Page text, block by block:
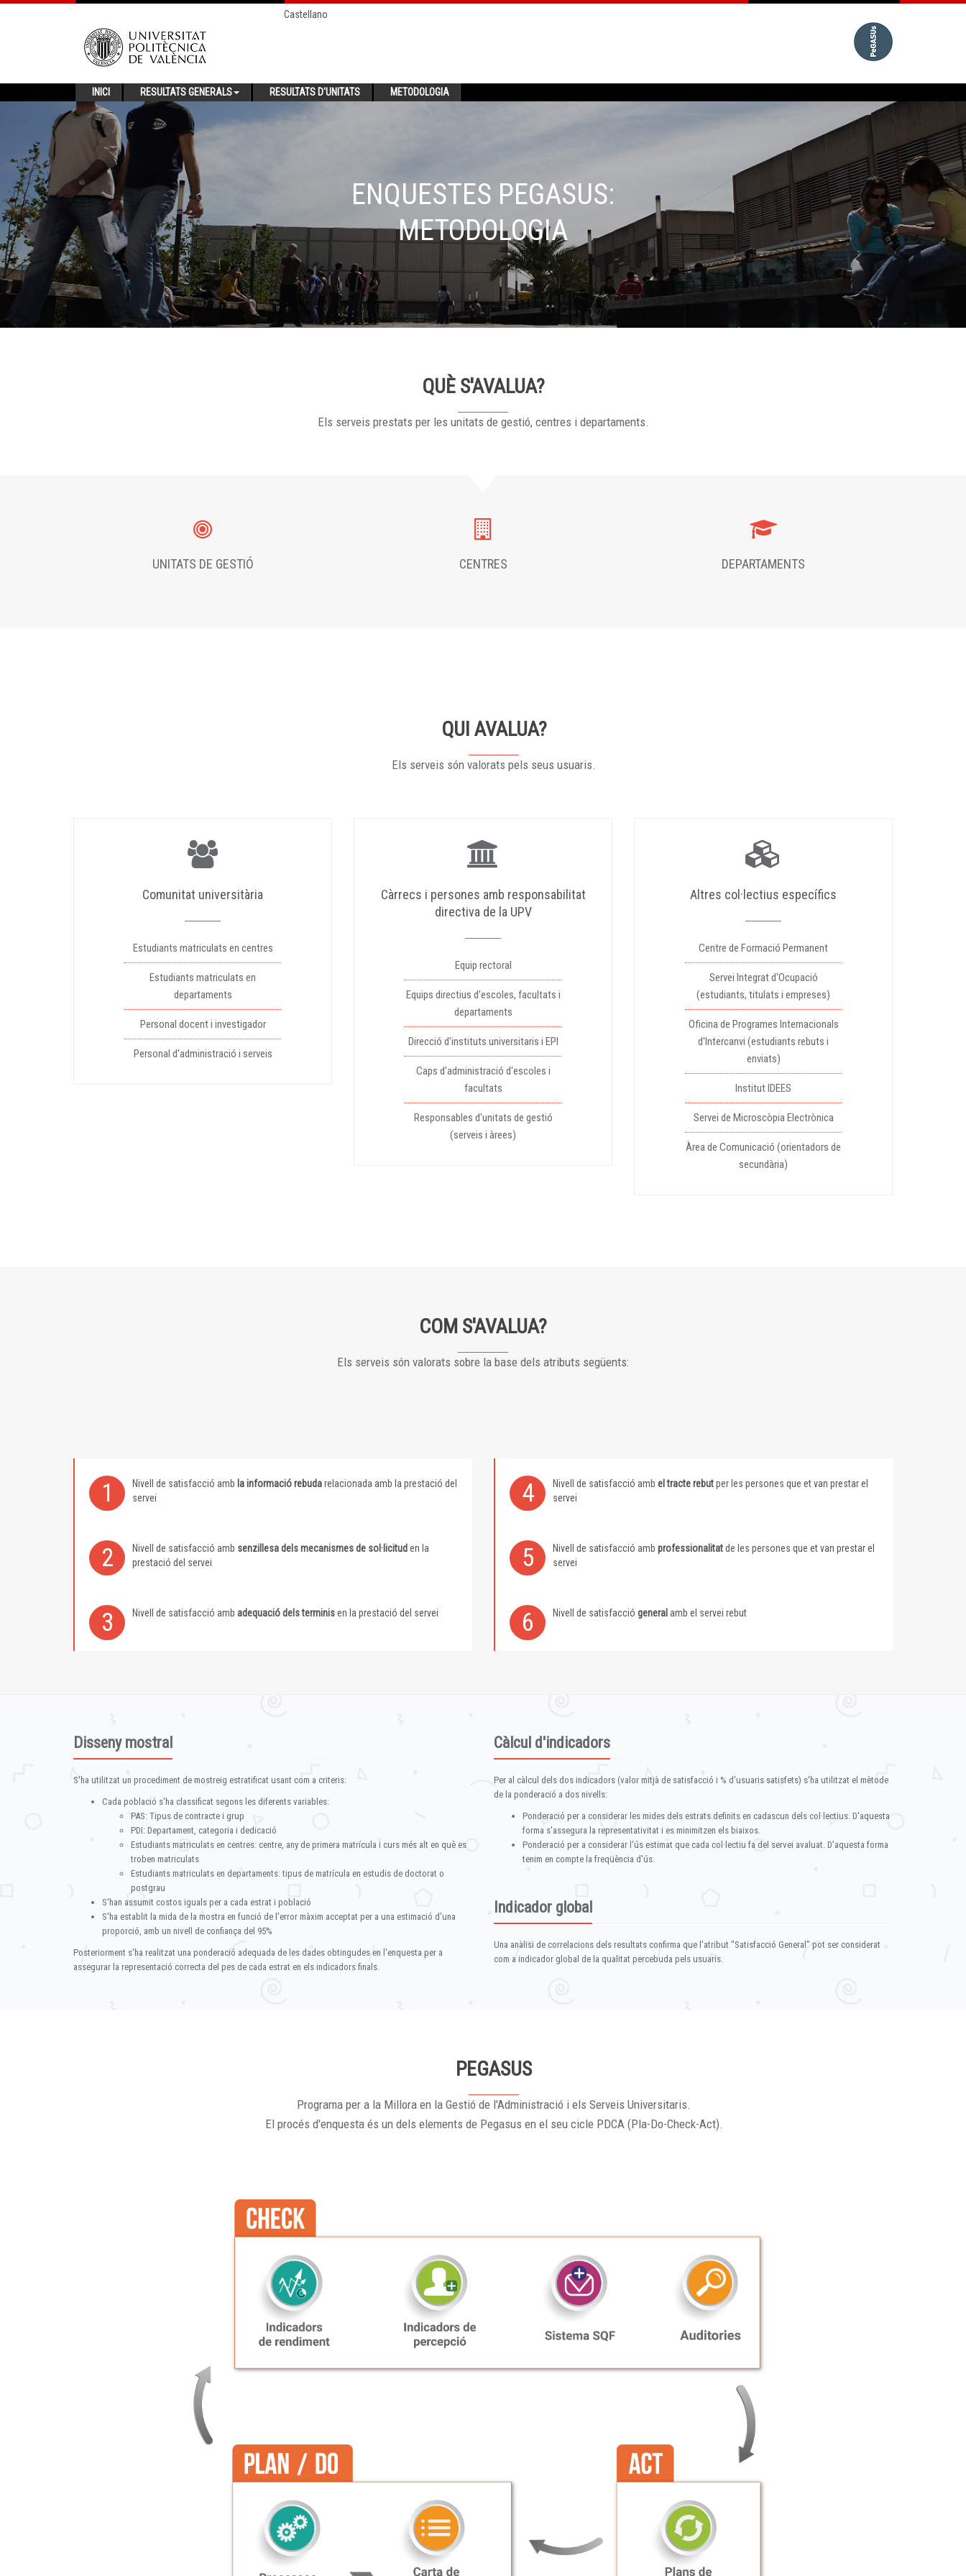
Castellano
INICI RESULTATS GENERALS RESULTATS D'UNITATS METODOLOGIA
ENQUESTES PEGASUS:
METODOLOGIA
QUÈ S'AVALUA?
Els serveis prestats per les unitats de gestió, centres i departaments.
UNITATS DE GESTIÓ CENTRES DEPARTAMENTS
QUI AVALUA?
Els serveis són valorats pels seus usuaris.
Comunitat universitària
Estudiants matriculats en centres
Estudiants matriculats en
departaments
Personal docent i investigador
Personal d'administració i serveis
Càrrecs i persones amb responsabilitat
directiva de la UPV
Equip rectoral
Equips directius d'escoles, facultats i
departaments
Direcció d'instituts universitaris i EPI
Caps d'administració d'escoles i
facultats
Responsables d'unitats de gestió
(serveis i àrees)
Altres col·lectius específics
Centre de Formació Permanent
Servei Integrat d'Ocupació
(estudiants, titulats i empreses)
Oficina de Programes Internacionals
d'Intercanvi (estudiants rebuts i
enviats)
Institut IDEES
Servei de Microscòpia Electrònica
Àrea de Comunicació (orientadors de
secundària)
COM S'AVALUA?
Els serveis són valorats sobre la base dels atributs següents:
1 Nivell de satisfacció amb la informació rebudarelacionada amb la prestació del
servei
4 Nivell de satisfacció amb el tracte rebutper les persones que et van prestar el
servei
2 Nivell de satisfacció amb senzillesa dels mecanismes de sol·licitud en la
prestació del servei
5 Nivell de satisfacció amb professionalitatde les persones que et van prestar el
servei
3 Nivell de satisfacció amb adequació dels terminisen la prestació del servei 6 Nivell de satisfacció general amb el servei rebut
Disseny mostral
S'ha utilitzat un procediment de mostreig estratificat usant com a criteris:
Cada població s'ha classificat segons les diferents variables:
PAS: Tipus de contracte i grup
PDI: Departament, categoria i dedicació
Estudiants matriculats en centres: centre, any de primera matrícula i curs més alt en què es
troben matriculats
Estudiants matriculats en departaments: tipus de matrícula en estudis de doctorat o
postgrau
S'han assumit costos iguals per a cada estrat i població
S'ha establit la mida de la mostra en funció de l'error màxim acceptat per a una estimació d'una
proporció, amb un nivell de confiança del 95%
Posteriorment s'ha realitzat una ponderació adequada de les dades obtingudes en l'enquesta per a
assegurar la representació correcta del pes de cada estrat en els indicadors finals.
Càlcul d'indicadors
Per al càlcul dels dos indicadors (valor mitjà de satisfacció i % d'usuaris satisfets) s'ha utilitzat el mètode
de la ponderació a dos nivells:
Ponderació per a considerar les mides dels estrats definits en cadascun dels col·lectius. D'aquesta
forma s'assegura la representativitat i es minimitzen els biaixos.
Ponderació per a considerar l'ús estimat que cada col·lectiu fa del servei avaluat. D'aquesta forma
tenim en compte la freqüència d'ús.
Indicador global
Una anàlisi de correlacions dels resultats confirma que l'atribut "Satisfacció General" pot ser considerat
com a indicador global de la qualitat percebuda pels usuaris.
PEGASUS
Programa per a la Millora en la Gestió de l'Administració i els Serveis Universitaris.
El procés d'enquesta és un dels elements de Pegasus en el seu cicle PDCA (Pla-Do-Check-Act).